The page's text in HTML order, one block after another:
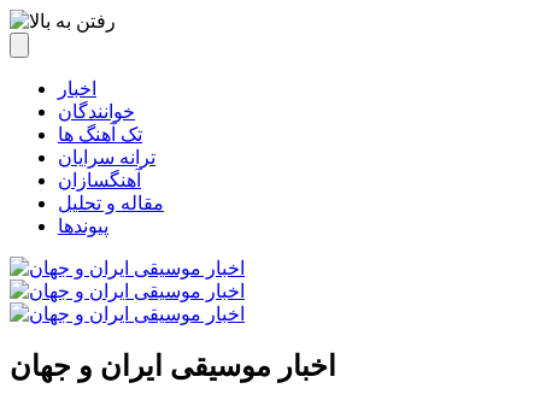
اخبار
خوانندگان
تک آهنگ ها
ترانه سرایان
آهنگسازان
مقاله و تحلیل
پیوندها
اخبار موسیقی ایران و جهان